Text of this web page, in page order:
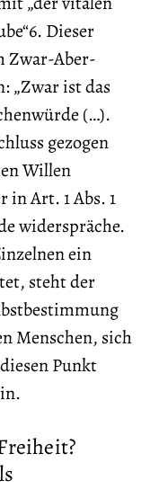
Dieser
Zwar-Aber-
„Zwar ist das
(…).
gezogen
Willen
in Art. 1 Abs. 1
widerspräche.
ein
steht der
Menschen, sich
Punkt